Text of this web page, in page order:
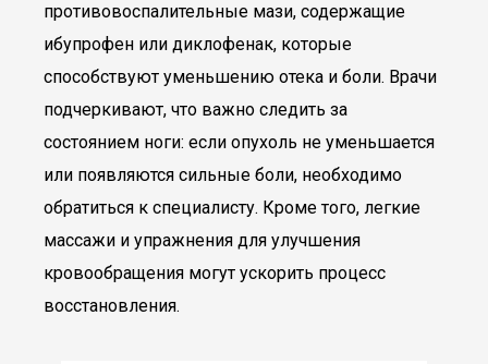
противовоспалительные мази, содержащие
ибупрофен или диклофенак, которые
способствуют уменьшению отека и боли. Врачи
подчеркивают, что важно следить за
состоянием ноги: если опухоль не уменьшается
или появляются сильные боли, необходимо
обратиться к специалисту. Кроме того, легкие
массажи и упражнения для улучшения
кровообращения могут ускорить процесс
восстановления.